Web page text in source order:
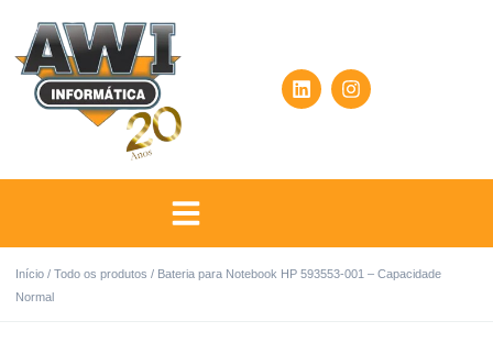
Início / Todo os produtos / Bateria para Notebook HP 593553-001 – Capacidade
Normal